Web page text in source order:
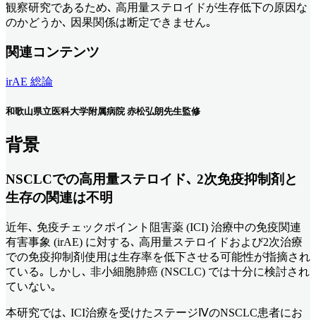
観察研究であるため､ 高用量ステロイドが生存低下の原因な
のかどうか､ 因果関係は断定できません｡
関連コンテンツ
irAE 総論
和歌山県立医科大学附属病院 赤松弘朗先生監修
背景
NSCLCでの高用量ステロイド､ 2次免疫抑制剤と
生存の関連は不明
近年､ 免疫チェックポイント阻害薬 (ICI) 治療中の免疫関連
有害事象 (irAE) に対する､ 高用量ステロイドおよび2次治療
での免疫抑制剤使用は生存率を低下させる可能性が指摘され
ている｡ しかし､ 非小細胞肺癌 (NSCLC) では十分に検討され
ていない｡
本研究では､ ICI治療を受けたステージⅣのNSCLC患者にお